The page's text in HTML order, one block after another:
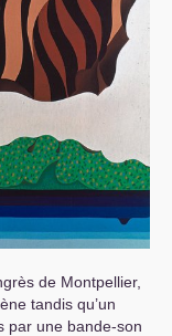
de Montpellier,
tandis qu’un
par une bande-son